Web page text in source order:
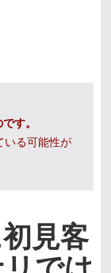
す。
いる可能性が
見客